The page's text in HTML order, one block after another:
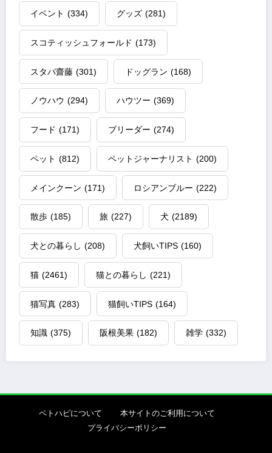
イベント (334) グッズ (281)
スコティッシュフォールド (173)
スタパ齋藤 (301) ドッグラン (168)
ノウハウ (294) ハウツー (369)
フード (171) ブリーダー (274)
ペット (812) ペットジャーナリスト (200)
メインクーン (171) ロシアンブルー (222)
散歩 (185) 旅 (227) 犬 (2189)
犬との暮らし (208) 犬飼いTIPS (160)
猫 (2461) 猫との暮らし (221)
猫写真 (283) 猫飼いTIPS (164)
知識 (375) 阪根美果 (182) 雑学 (332)
ペトハピについて
本サイトのご利用について
プライバシーポリシー